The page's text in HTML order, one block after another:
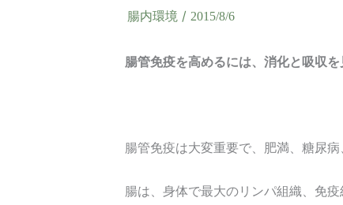
腸内環境 /2015/8/6
腸管免疫を高めるには、消化と吸収
腸管免疫は大変重要で、肥満、糖尿
腸は、身体で最大のリンパ組織、免